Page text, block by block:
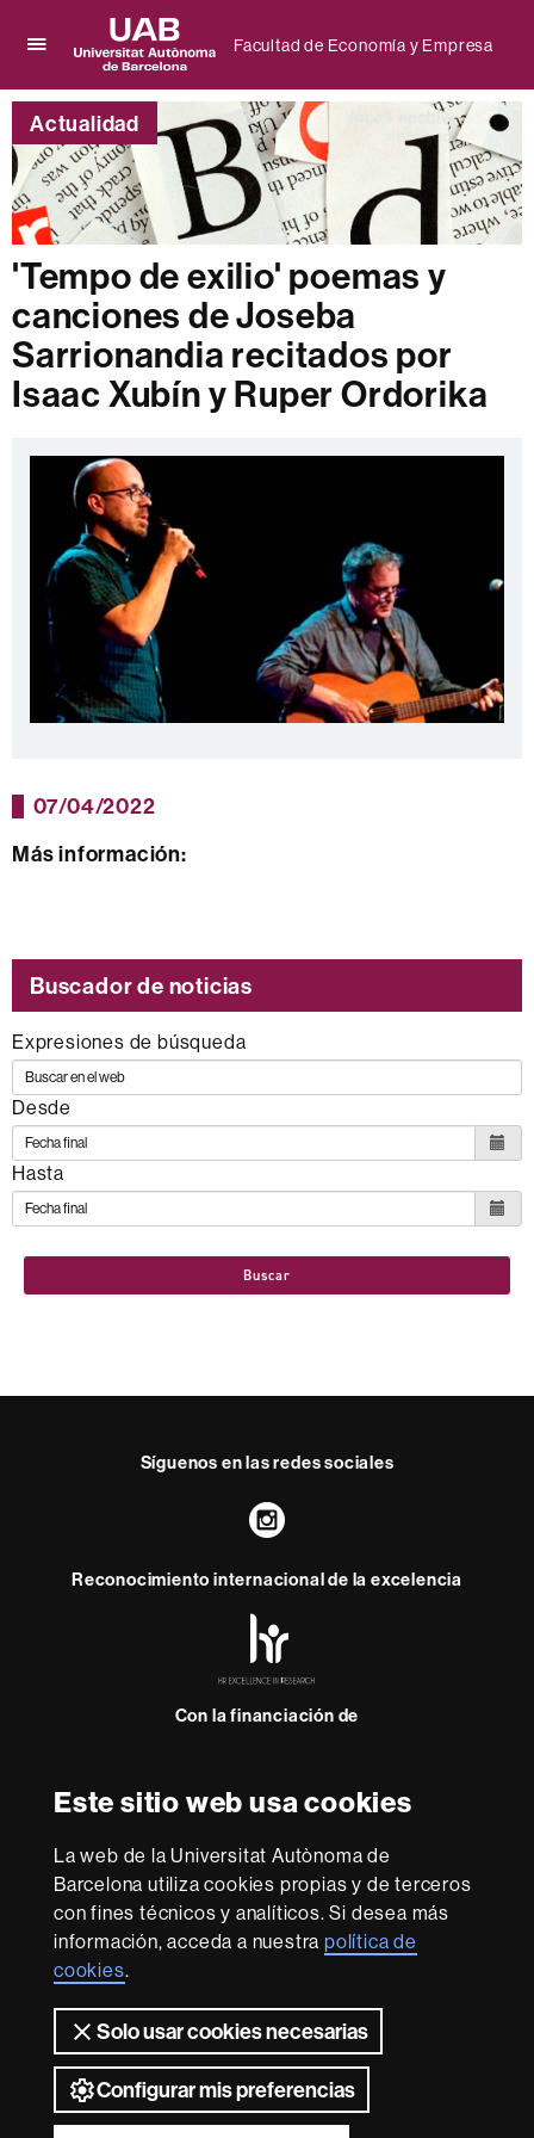
Este sitio web usa cookies
La web de la Universitat Autònoma de
Barcelona utiliza cookies propias y de terceros
con fines técnicos y analíticos. Si desea más
información, acceda a nuestrapolítica de
cookies.
Solo usar cookies necesarias
Configurar mis preferencias
aquí
para
desplegar
el
menú
de
Facultad
de
Economía
y
Empresa
Universitat
Autònoma
de
Barcelona
Facultad de Economía y Empresa
Actualidad
'Tempo de exilio' poemas y
canciones de Joseba
Sarrionandia recitados por
Isaac Xubín y Ruper Ordorika
07/04/2022
Más información:
Buscador de noticias
Expresiones de búsqueda
Desde
Hasta
Buscar
Síguenos en las redes sociales
Instagram
Reconocimiento internacional de la excelencia
-
Con la financiación de
Sobre
esta
web Aviso legal Protección de datos Sobre el
web Accesibilidad web Mapa del web UAB
Somos una universidad líder que imparte una docencia
de calidad, diversificada, multidisciplinaria y flexible,
adecuada a las necesidades de la sociedad y adaptada a
los nuevos modelos de la Europa del conocimiento. La
UAB es reconocida internacionalmente por la calidad y el
carácter innovador de su investigación.
2026 Universitat Autònoma de Barcelona